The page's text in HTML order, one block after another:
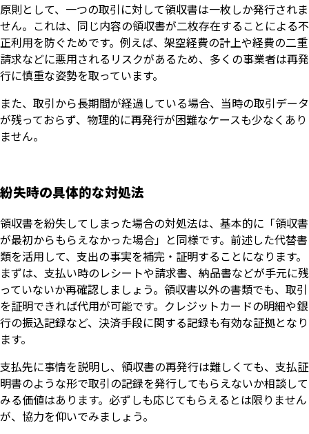
原則として、一つの取引に対して領収書は一枚しか発行されま
せん。これは、同じ内容の領収書が二枚存在することによる不
正利用を防ぐためです。例えば、架空経費の計上や経費の二重
請求などに悪用されるリスクがあるため、多くの事業者は再発
行に慎重な姿勢を取っています。
また、取引から長期間が経過している場合、当時の取引データ
が残っておらず、物理的に再発行が困難なケースも少なくあり
ません。
紛失時の具体的な対処法
領収書を紛失してしまった場合の対処法は、基本的に「領収書
が最初からもらえなかった場合」と同様です。前述した代替書
類を活用して、支出の事実を補完・証明することになります。
まずは、支払い時のレシートや請求書、納品書などが手元に残
っていないか再確認しましょう。領収書以外の書類でも、取引
を証明できれば代用が可能です。クレジットカードの明細や銀
行の振込記録など、決済手段に関する記録も有効な証拠となり
ます。
支払先に事情を説明し、領収書の再発行は難しくても、支払証
明書のような形で取引の記録を発行してもらえないか相談して
みる価値はあります。必ずしも応じてもらえるとは限りません
が、協力を仰いでみましょう。